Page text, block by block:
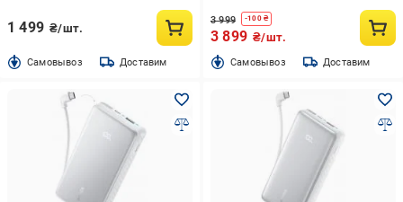
1 499 ₴/шт.
Cамовывоз Доставим
3 999 -100₴
3 899 ₴/шт.
Cамовывоз Доставим